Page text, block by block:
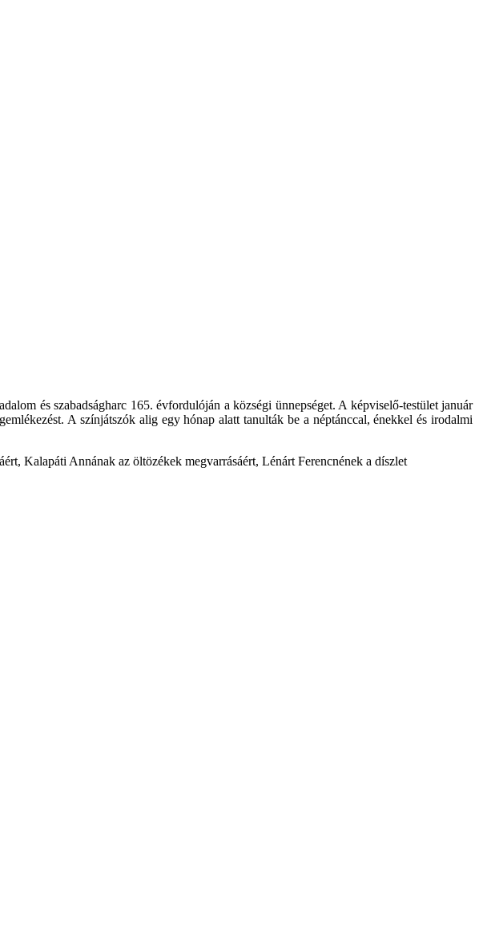
és szabadságharc 165. évfordulóján a községi ünnepséget. A képviselő-testület január
A színjátszók alig egy hónap alatt tanulták be a néptánccal, énekkel és irodalmi
Kalapáti Annának az öltözékek megvarrásáért, Lénárt Ferencnének a díszlet